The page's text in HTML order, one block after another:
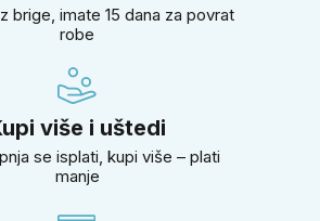
brige, imate 15 dana za povrat
robe
više i uštedi
se isplati, kupi više – plati
manje